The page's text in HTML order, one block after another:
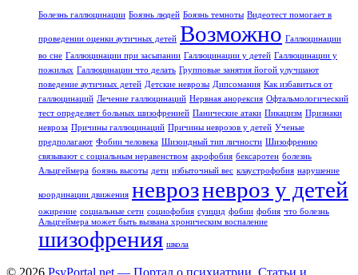
Болезнь галлюцинации Боязнь людей Боязнь темноты Видеотест помогает в
проведении оценки аутичных детей Возможно Галлюцинации
во сне Галлюцинации при засыпании Галлюцинации у детей Галлюцинации у
пожилых Галлюцинации что делать Групповые занятия йогой улучшают
поведение аутичных детей Детские неврозы Дипсомания Как избавиться от
галлюцинаций Лечение галлюцинаций Нервная анорексия Офтальмологический
тест определяет больных шизофренией Панические атаки Пикацизм Признаки
невроза Причины галлюцинаций Причины неврозов у детей Ученые
предполагают Фобии человека Шизоидный тип личности Шизофрению
связывают с социальным неравенством акрофобия бексаротен болезнь
Альцгеймера боязнь высоты дети избыточный вес клаустрофобия нарушение
координации движения неврозневроз у детей
ожирение социальные сети социофобия суицид фобии фобия что болезнь
Альцгеймера может быть вызвана хроническим воспаление
шизофрения школа
© 2026 PsyPortal.net — Портал о психиатрии. Статьи и